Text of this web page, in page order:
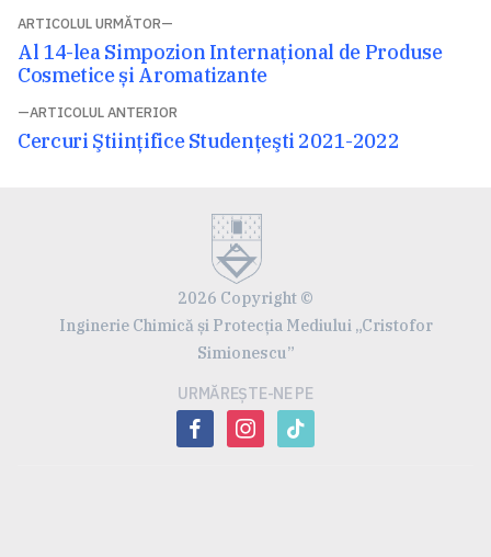
Navigare
în
articole
ARTICOLUL ANTERIOR
Articolul
Cercuri Ştiinţifice Studenţeşti 2021-2022
ARTICOLUL URMĂTOR
Articolul
următor:
Al 14-lea Simpozion Internațional de Produse
Cosmetice și Aromatizante
2026 Copyright ©
Inginerie Chimică și Protecția Mediului „Cristofor
Simionescu”
URMĂREȘTE-NE PE
facebookinstagram
tiktok